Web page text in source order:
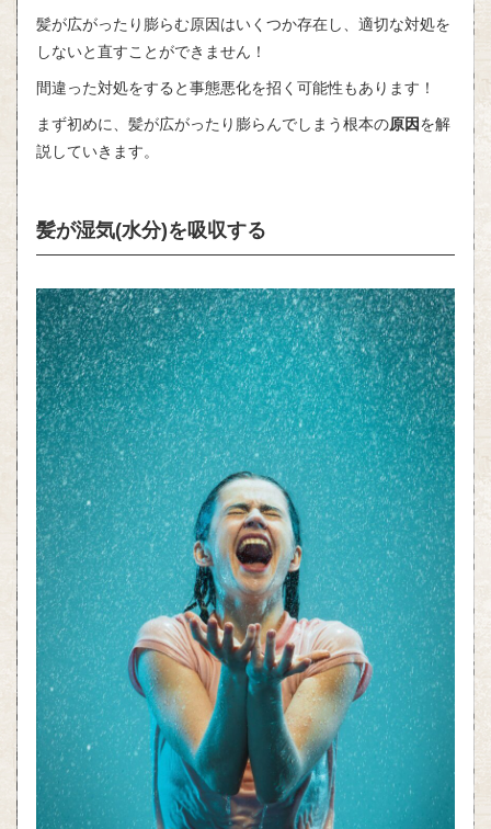
髪が広がったり膨らむ原因はいくつか存在し、適切な対処を
しないと直すことができません！
間違った対処をすると事態悪化を招く可能性もあります！
まず初めに、髪が広がったり膨らんでしまう根本の原因 を解
説していきます。
髪が湿気(水分)を吸収する